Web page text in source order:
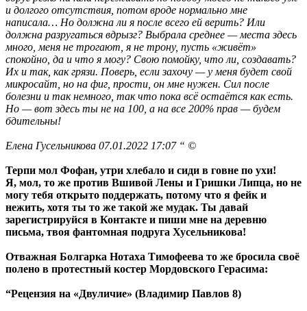
и долгого отсутствия, потом вроде нормально мне
написала… Но должна ли я после всего ей верить? Или
должна разругаться вдрызг? Выбрала среднее — места здесь
много, меня не трогают, я не трону, пусть «живёт»
спокойно, да и что я могу? Свою помойку, что ли, создавать?
Их и так, как грязи. Поверь, если захочу — у меня будет свой
микросайт, но на фиг, прости, он мне нужен. Сил после
болезни и так немного, так что пока всё остаётся как есть.
Но — вот здесь ты не на 100, а на все 200% прав — будем
бдительны!
Елена Гусельникова 07.01.2022 17:07 “ ©
Терпи мол Фофан, утри хлебало и сиди в говне по ухи!
Я, мол, то же против Вшивой Лены и Гришки Липца, но не
могу тебя открыто поддержать, потому что я фейк и
нежить, хотя ты то же такой же мудак. Ты давай
зарегистрируйся в Контакте и пиши мне на деревню
письма, твоя фантомная подруга Хусельникова!
Отважная Болгарка Нотаха Тимофеева то же бросила своё
полено в протестный костер Мордовского Герасима:
“Рецензия на «Двуличие» (Владимир Павлов 8)